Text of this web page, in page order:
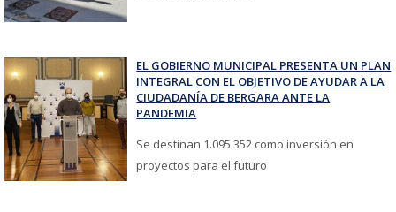
EL GOBIERNO MUNICIPAL PRESENTA UN PLAN
INTEGRAL CON EL OBJETIVO DE AYUDAR A LA
CIUDADANÍA DE BERGARA ANTE LA
PANDEMIA
Se destinan 1.095.352 como inversión en
proyectos para el futuro